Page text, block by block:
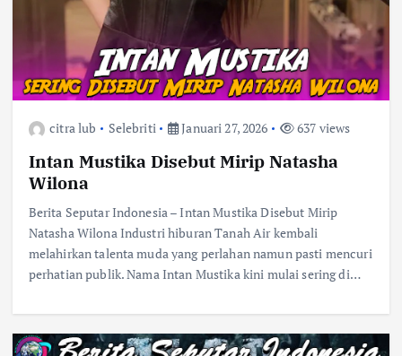
citra lub Selebriti Januari 27, 2026 637 views
Intan Mustika Disebut Mirip Natasha
Wilona
Berita Seputar Indonesia – Intan Mustika Disebut Mirip
Natasha Wilona Industri hiburan Tanah Air kembali
melahirkan talenta muda yang perlahan namun pasti mencuri
perhatian publik. Nama Intan Mustika kini mulai sering di…